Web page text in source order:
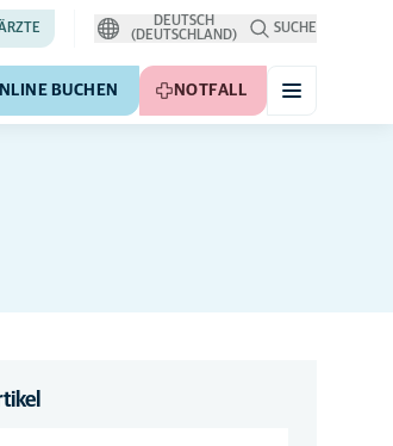
DEUTSCH
(DEUTSCHLAND)
SUCHE
BUCHEN NOTFALL